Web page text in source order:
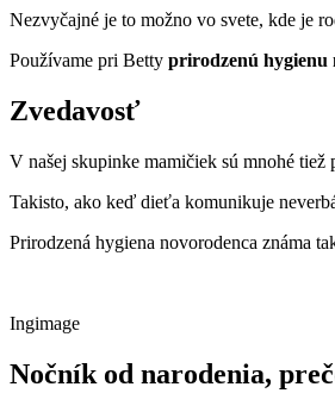
Nezvyčajné je to možno vo svete, kde je
Používame pri Betty prirodzenú hygienu
Zvedavosť
V našej skupinke mamičiek sú mnohé tiež
Takisto, ako keď dieťa komunikuje
Prirodzená hygiena novorodenca známa
Ingimage
Nočník od narodenia,